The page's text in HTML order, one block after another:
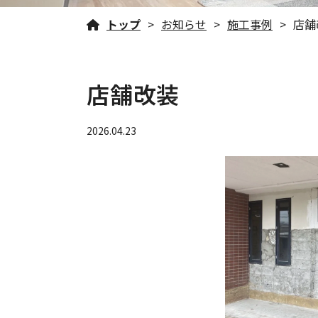
トップ お知らせ 施工事例 店
店舗改装
2026.04.23